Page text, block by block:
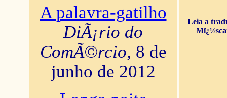
A palavra-gatilho
DiÃ¡rio do
ComÃ©rcio, 8 de
junho de 2012
Leia a